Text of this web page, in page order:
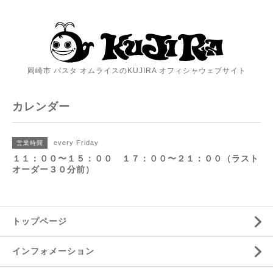
岡崎市 パスタ オムライスのKUJIRA オフィシャウェブサイト
カレンダー
営業時間 every Friday
１１：００〜１５：００ １７：００〜２１：００（ラスト
オーダー３０分前）
トップページ
インフォメーション